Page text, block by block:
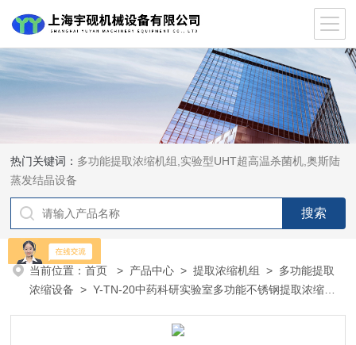
热门关键词： 多功能提取浓缩机组,实验型UHT超高温杀菌机,奥斯陆
蒸发结晶设备
当前位置：首页 > 产品中心 >提取浓缩机组 > 多功能提取
浓缩设备 > Y-TN-20中药科研实验室多功能不锈钢提取浓缩机